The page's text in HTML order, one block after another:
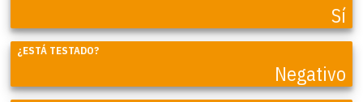
Sí
¿ESTÁ TESTADO?
Negativo